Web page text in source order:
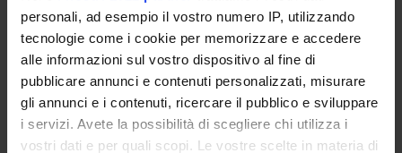
personali, ad esempio il vostro numero IP, utilizzando
tecnologie come i cookie per memorizzare e accedere
alle informazioni sul vostro dispositivo al fine di
pubblicare annunci e contenuti personalizzati, misurare
gli annunci e i contenuti, ricercare il pubblico e sviluppare
i servizi. Avete la possibilità di scegliere chi utilizza i
vostri dati e per quali scopi. Le vostre scelte in materia di
Presentazione
Come iscriversi
Insegnamenti
Calendario didattico
Orario lezioni